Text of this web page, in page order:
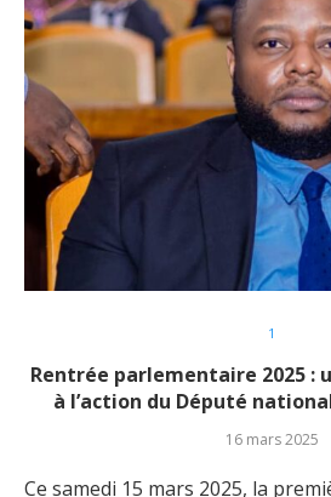
1
Rentrée parlementaire 2025 :
à l’action du Député
16 mars 2025
Ce samedi 15 mars 2025, la